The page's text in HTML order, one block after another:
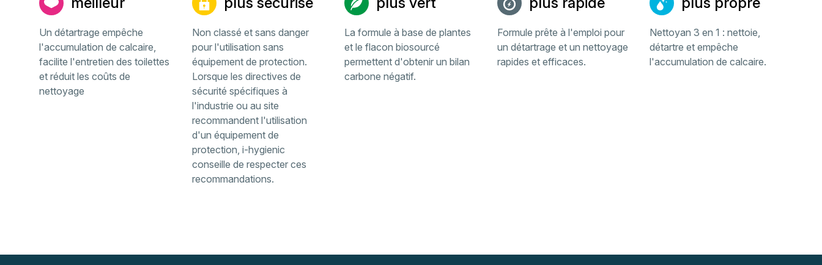
Un détartrage empêche
l'accumulation de calcaire,
facilite l'entretien des toilettes
et réduit les coûts de
nettoyage
Non classé et sans danger
pour l'utilisation sans
équipement de protection.
Lorsque les directives de
sécurité spécifiques à
l'industrie ou au site
recommandent l'utilisation
d'un équipement de
protection, i-hygienic
conseille de respecter ces
recommandations.
La formule à base de plantes
et le flacon biosourcé
permettent d'obtenir un bilan
carbone négatif.
Formule prête à l'emploi pour
un détartrage et un nettoyage
rapides et efficaces.
Nettoyan 3 en 1 : nettoie,
détartre et empêche
l'accumulation de calcaire.